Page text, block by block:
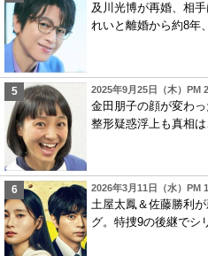
及川光博が再婚、相
れいと離婚から約8年
2025年9月25日（木）PM
金田朋子の顔が変わ
整形疑惑浮上も真相
2026年3月11日（水）PM
土屋太鳳＆佐藤勝利
グ。特捜9の後継でシ